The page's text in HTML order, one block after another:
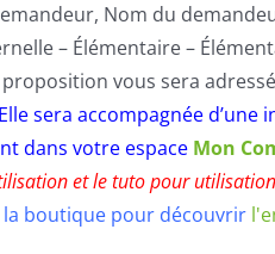
Nom du
– Élémentaire –
vous sera
Elle sera accompagnée
dans votre espace Mon
et le tuto pour
la boutique pour découvrir